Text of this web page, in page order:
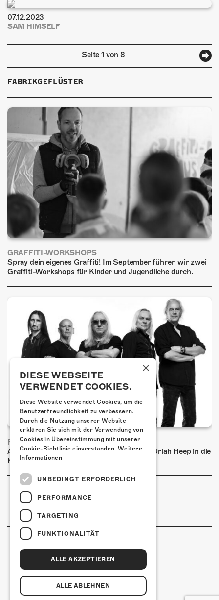
07.12.2023
SAM HIMSELF
Seite 1 von 8
FABRIKGEFLÜSTER
GRAFFITI-WORKSHOPS
Spray dein eigenes Graffiti! Im September führen wir zwei
Graffiti-Workshops für Kinder und Jugendliche durch.
FRISCH BESTÄTIGT: URIAH HEEP
Am Sonntag, 15. November 2026 kommen Uriah Heep in die
Kulturfabrik Kofmehl!
Kulturfabrik Kofmehl
Kofmehlweg 1
+41 32 621 20 60
×
DIESE WEBSEITE
VERWENDET COOKIES.
Diese Website verwendet Cookies, um die
Benutzerfreundlichkeit zu verbessern.
Durch die Nutzung unserer Website
erklären Sie sich mit der Verwendung von
Cookies in Übereinstimmung mit unserer
Cookie-Richtlinie einverstanden. Weitere
Informationen
UNBEDINGT ERFORDERLICH
PERFORMANCE
TARGETING
FUNKTIONALITÄT
ALLE AKZEPTIEREN
ALLE ABLEHNEN